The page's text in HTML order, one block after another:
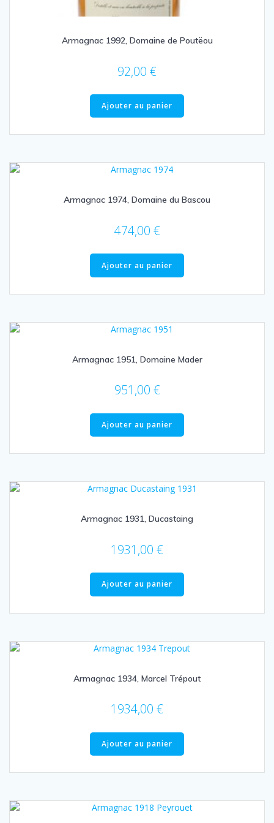
Armagnac 1992, Domaine de Poutëou
92,00 €
Ajouter au panier
Armagnac 1974, Domaine du Bascou
474,00 €
Ajouter au panier
Armagnac 1951, Domaine Mader
951,00 €
Ajouter au panier
Armagnac 1931, Ducastaing
1931,00 €
Ajouter au panier
Armagnac 1934, Marcel Trépout
1934,00 €
Ajouter au panier